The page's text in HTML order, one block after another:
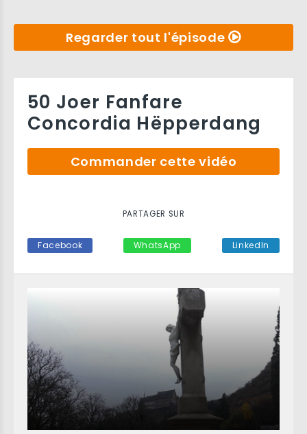
Regarder tout l'épisode
50 Joer Fanfare
Concordia Hëpperdang
Commander cette vidéo
PARTAGER SUR
Facebook WhatsApp LinkedIn